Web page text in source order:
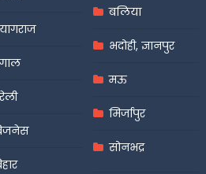
बलिया
भदोही, ज्ञानपुर
मऊ
मिर्जापुर
सोनभद्र